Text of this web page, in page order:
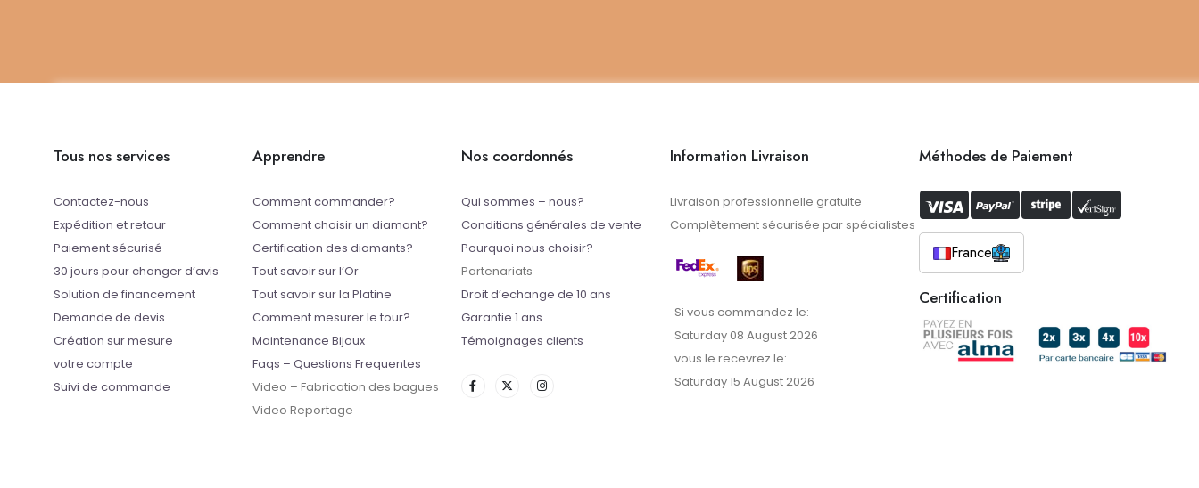
Tous nos services
Contactez-nous
Expédition et retour
Paiement sécurisé
30 jours pour changer d’avis
Solution de financement
Demande de devis
Création sur mesure
votre compte
Suivi de commande
Apprendre
Comment commander?
Comment choisir un diamant?
Certification des diamants?
Tout savoir sur l’Or
Tout savoir sur la Platine
Comment mesurer le tour?
Maintenance Bijoux
Faqs – Questions Frequentes
Video – Fabrication des bagues
Video Reportage
Nos coordonnés
Qui sommes – nous?
Conditions générales de vente
Pourquoi nous choisir?
Partenariats
Droit d’echange de 10 ans
Garantie 1 ans
Témoignages clients
Information Livraison
Livraison professionnelle gratuite
Complètement sécurisée par spécialistes
Si vous commandez le:
Saturday 08 August 2026
vous le recevrez le:
Saturday 15 August 2026
Méthodes de Paiement
France
Certification